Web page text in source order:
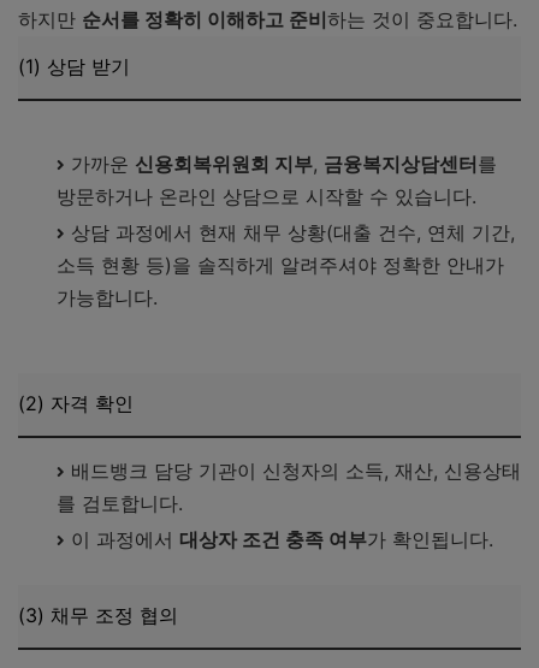
하지만 순서를 정확히 이해하고 준비하는 것이 중요합니다.
(1) 상담 받기
가까운 신용회복위원회 지부, 금융복지상담센터를
방문하거나 온라인 상담으로 시작할 수 있습니다.
상담 과정에서 현재 채무 상황(대출 건수, 연체 기간,
소득 현황 등)을 솔직하게 알려주셔야 정확한 안내가
가능합니다.
(2) 자격 확인
배드뱅크 담당 기관이 신청자의 소득, 재산, 신용상태
를 검토합니다.
이 과정에서 대상자 조건 충족 여부가 확인됩니다.
(3) 채무 조정 협의